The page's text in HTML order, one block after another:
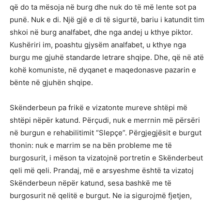
që do ta mësoja në burg dhe nuk do të më lente sot pa
punë. Nuk e di. Një gjë e di të sigurtë, bariu i katundit tim
shkoi në burg analfabet, dhe nga andej u kthye piktor.
Kushëriri im, poashtu gjysëm analfabet, u kthye nga
burgu me gjuhë standarde letrare shqipe. Dhe, që në atë
kohë komuniste, në dyqanet e maqedonasve pazarin e
bënte në gjuhën shqipe.
Skënderbeun pa frikë e vizatonte mureve shtëpi më
shtëpi nëpër katund. Përçudi, nuk e merrnin më përsëri
në burgun e rehabilitimit “Slepçe”. Përgjegjësit e burgut
thonin: nuk e marrim se na bën probleme me të
burgosurit, i mëson ta vizatojnë portretin e Skënderbeut
qeli më qeli. Prandaj, më e arsyeshme është ta vizatoj
Skënderbeun nëpër katund, sesa bashkë me të
burgosurit në qelitë e burgut. Ne ia sigurojmë fjetjen,